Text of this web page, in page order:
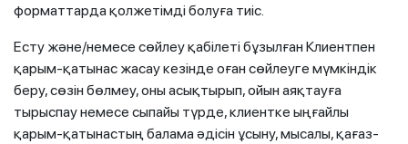
форматтарда қолжетімді болуға тиіс.
Есту және/немесе сөйлеу қабілеті бұзылған Клиентпен
қарым-қатынас жасау кезінде оған сөйлеуге мүмкіндік
беру, сөзін бөлмеу, оны асықтырып, ойын аяқтауға
тырыспау немесе сыпайы түрде, клиентке ыңғайлы
қарым-қатынастың балама әдісін ұсыну, мысалы, қағаз-